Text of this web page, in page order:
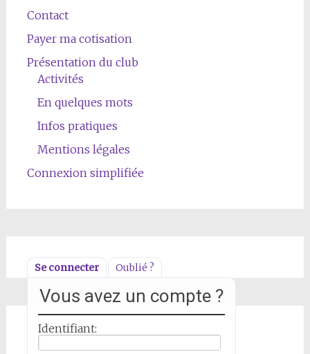
Contact
Payer ma cotisation
Présentation du club
Activités
En quelques mots
Infos pratiques
Mentions légales
Connexion simplifiée
Se connecter Oublié ?
Vous avez un compte ?
Identifiant: